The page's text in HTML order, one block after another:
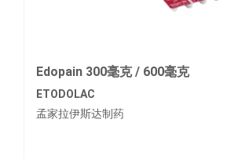
Edopain 300毫克 / 600毫克
ETODOLAC
孟家拉伊斯达制药